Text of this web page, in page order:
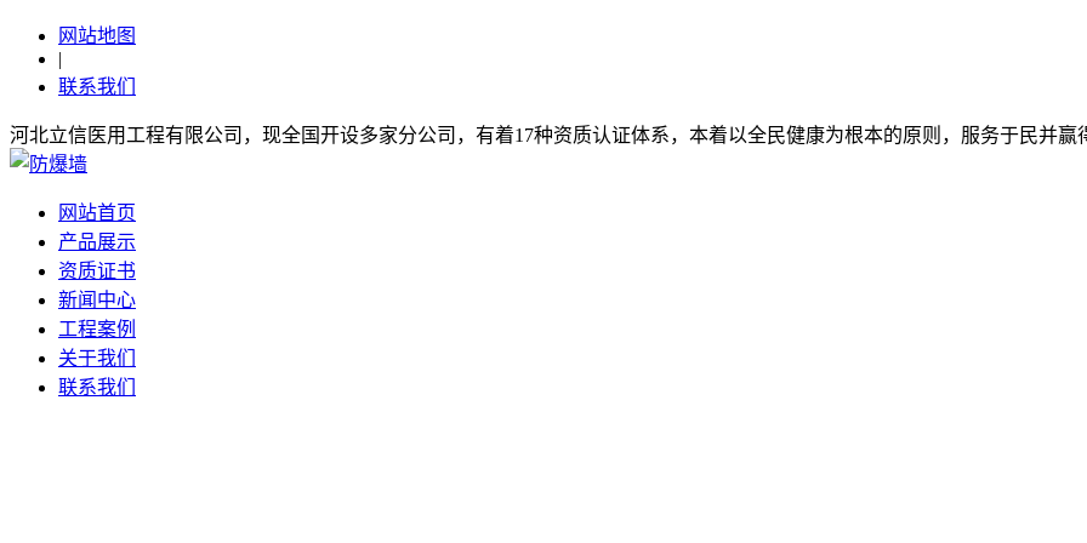
网站地图
|
联系我们
河北立信医用工程有限公司，现全国开设多家分公司，有着17种资质认证体系，本着以全民健康为根本的原则，服务于民并赢
网站首页
产品展示
资质证书
新闻中心
工程案例
关于我们
联系我们